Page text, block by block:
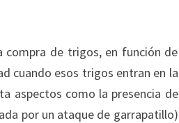
compra de trigos, en función de
cuando esos trigos entran en la
aspectos como la presencia de
por un ataque de garrapatillo)